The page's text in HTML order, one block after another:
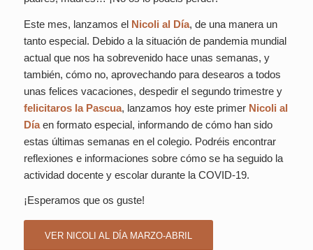
Este mes, lanzamos el Nicoli al Día, de una manera un
tanto especial. Debido a la situación de pandemia mundial
actual que nos ha sobrevenido hace unas semanas, y
también, cómo no, aprovechando para desearos a todos
unas felices vacaciones, despedir el segundo trimestre y
felicitaros la Pascua, lanzamos hoy este primer Nicoli al
Díaen formato especial, informando de cómo han sido
estas últimas semanas en el colegio. Podréis encontrar
reflexiones e informaciones sobre cómo se ha seguido la
actividad docente y escolar durante la COVID-19.
¡Esperamos que os guste!
VER NICOLI AL DÍA MARZO-ABRIL